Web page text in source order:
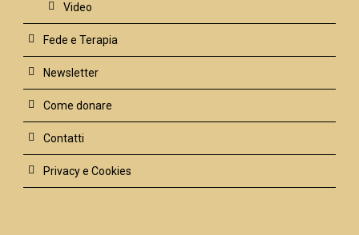
Video
Fede e Terapia
Newsletter
Come donare
Contatti
Privacy e Cookies